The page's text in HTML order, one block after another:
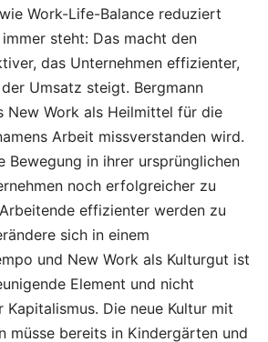
Work-Life-Balance reduziert
steht: Das macht den
das Unternehmen effizienter,
Umsatz steigt. Bergmann
New Work als Heilmittel für die
Arbeit missverstanden wird.
Bewegung in ihrer ursprünglichen
noch erfolgreicher zu
effizienter werden zu
sich in einem
und New Work als Kulturgut ist
Element und nicht
Die neue Kultur mit
müsse bereits in Kindergärten und